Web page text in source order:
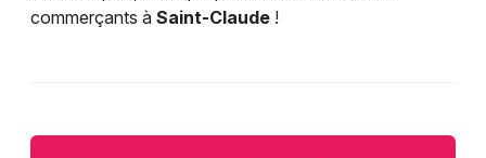
commerçants à Saint-Claude !